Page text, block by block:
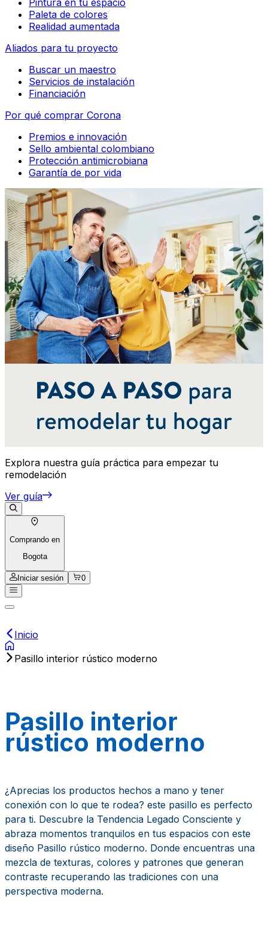
Pintura en tu espacio
Paleta de colores
Realidad aumentada
Aliados para tu proyecto
Buscar un maestro
Servicios de instalación
Financiación
Por qué comprar Corona
Premios e innovación
Sello ambiental colombiano
Protección antimicrobiana
Garantía de por vida
Explora nuestra guía práctica para empezar tu
remodelación
Ver guía
Comprando en
Bogota
Iniciar sesión 0
Inicio
Pasillo interior rústico moderno
Pasillo interior
rústico moderno
¿Aprecias los productos hechos a mano y tener
conexión con lo que te rodea? este pasillo es perfecto
para ti. Descubre la Tendencia Legado Consciente y
abraza momentos tranquilos en tus espacios con este
diseño Pasillo rústico moderno. Donde encuentras una
mezcla de texturas, colores y patrones que generan
contraste recuperando las tradiciones con una
perspectiva moderna.